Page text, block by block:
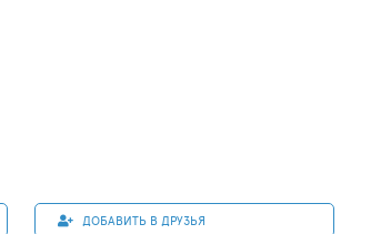
ДОБАВИТЬ В ДРУЗЬЯ